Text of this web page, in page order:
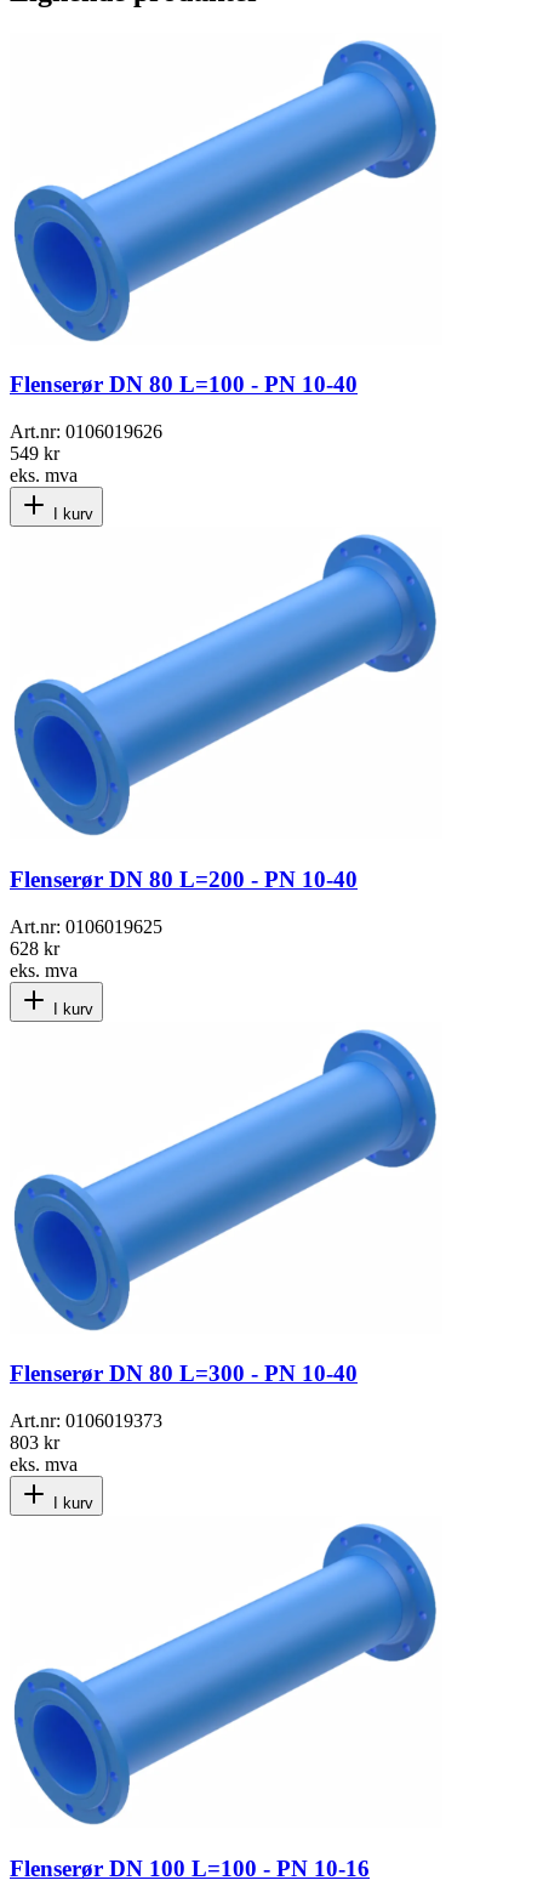
Flenserør DN 80 L=100 - PN 10-40
Art.nr: 0106019626
549 kr
eks. mva
I kurv
Flenserør DN 80 L=200 - PN 10-40
Art.nr: 0106019625
628 kr
eks. mva
I kurv
Flenserør DN 80 L=300 - PN 10-40
Art.nr: 0106019373
803 kr
eks. mva
I kurv
Flenserør DN 100 L=100 - PN 10-16